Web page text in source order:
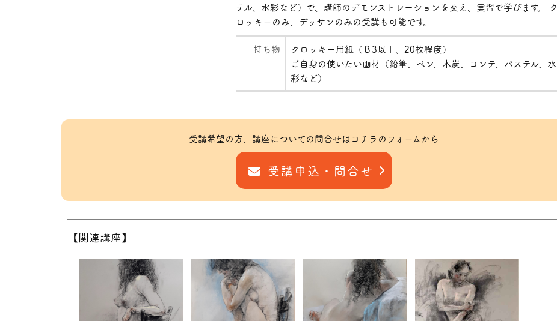
テル、水彩など）で、講師のデモンストレーションを交え、実習で学びます。 ク
ロッキーのみ、デッサンのみの受講も可能です。
持ち物
クロッキー用紙（Ｂ3以上、20枚程度）
ご自身の使いたい画材（鉛筆、ペン、木炭、コンテ、パステル、水
彩など）
受講希望の方、講座についての問合せはコチラのフォームから
受講申込・問合せ
【関連講座】